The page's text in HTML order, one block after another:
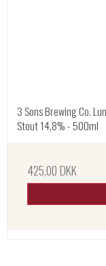
3 Sons Brewing Co.
Stout 14,8% - 500ml
425,00 DKK